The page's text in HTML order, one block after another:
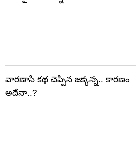
వారణాసి కథ చెప్పిన జక్కన్న.. కారణం
అదేనా..?